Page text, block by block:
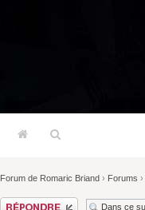
Forum de Romaric Briand › Forums ›
Répondre